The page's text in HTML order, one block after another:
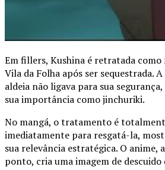
Em fillers, Kushina é retratada como
Vila da Folha após ser sequestrada.
aldeia não ligava para sua
sua importância como jinchuriki.
No mangá, o tratamento é
imediatamente para resgatá-la,
sua relevância estratégica. O anime,
ponto, cria uma imagem de